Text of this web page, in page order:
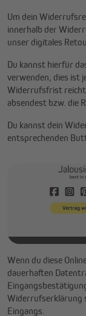
Um dein
innerhalb der
unser digitales
Du kannst hierfür
verwenden, dies ist
Widerrufsfrist reicht
absendest bzw. die
Du kannst dein
entsprechenden
Wenn du diese
dauerhaften
Widerrufserklärung
Eingangs.